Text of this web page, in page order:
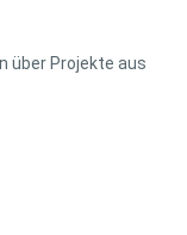
über Projekte aus